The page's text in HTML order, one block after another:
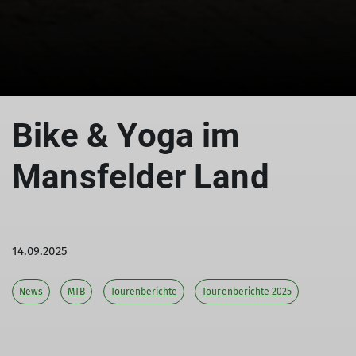
Bike & Yoga im
Mansfelder Land
14.09.2025
News MTB Tourenberichte Tourenberichte 2025